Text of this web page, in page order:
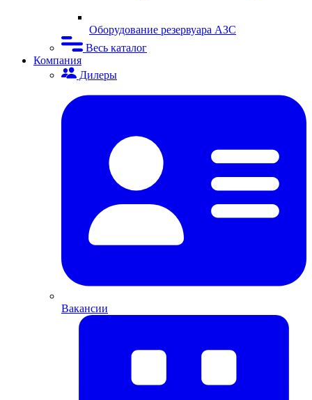
Оборудование резервуара АЗС
Весь каталог
Компания
Дилеры
Вакансии